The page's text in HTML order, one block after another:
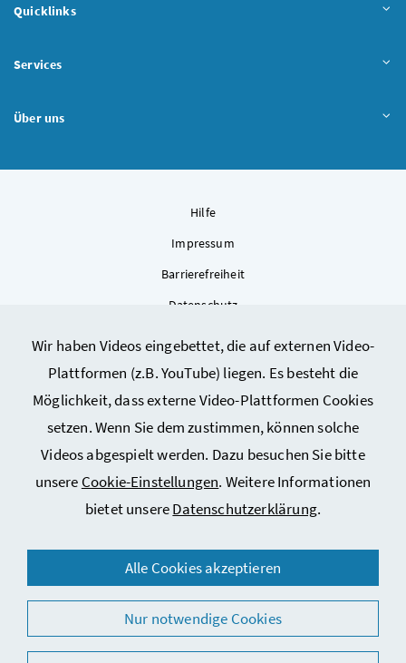
Wir haben Videos eingebettet, die auf externen Video-
Plattformen (z.B. YouTube) liegen. Es besteht die
Möglichkeit, dass externe Video-Plattformen Cookies
setzen. Wenn Sie dem zustimmen, können solche
Videos abgespielt werden. Dazu besuchen Sie bitte
unsere Cookie-Einstellungen. Weitere Informationen
bietet unsereDatenschutzerklärung.
Alle Cookies akzeptieren
Nur notwendige Cookies
Quicklinks
Services
Über uns
Hilfe
Impressum
Barrierefreiheit
Datenschutz
Sitemap
Cookie-Einstellungen
© 2026 Bundesministerium für Arbeit, Soziales, Gesundheit,
Pflege und Konsumentenschutz